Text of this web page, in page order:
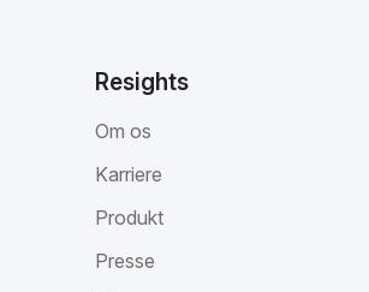
Resights
Om os
Karriere
Produkt
Presse